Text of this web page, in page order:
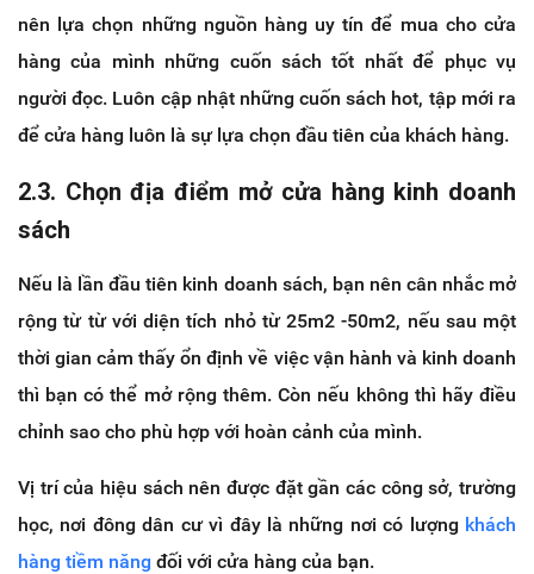
nên lựa chọn những nguồn hàng uy tín để mua cho cửa
hàng của mình những cuốn sách tốt nhất để phục vụ
người đọc. Luôn cập nhật những cuốn sách hot, tập mới ra
để cửa hàng luôn là sự lựa chọn đầu tiên của khách hàng.
2.3. Chọn địa điểm mở cửa hàng kinh doanh
sách
Nếu là lần đầu tiên kinh doanh sách, bạn nên cân nhắc mở
rộng từ từ với diện tích nhỏ từ 25m2 -50m2, nếu sau một
thời gian cảm thấy ổn định về việc vận hành và kinh doanh
thì bạn có thể mở rộng thêm. Còn nếu không thì hãy điều
chỉnh sao cho phù hợp với hoàn cảnh của mình.
Vị trí của hiệu sách nên được đặt gần các công sở, trường
học, nơi đông dân cư vì đây là những nơi có lượng khách
hàng tiềm năng đối với cửa hàng của bạn.